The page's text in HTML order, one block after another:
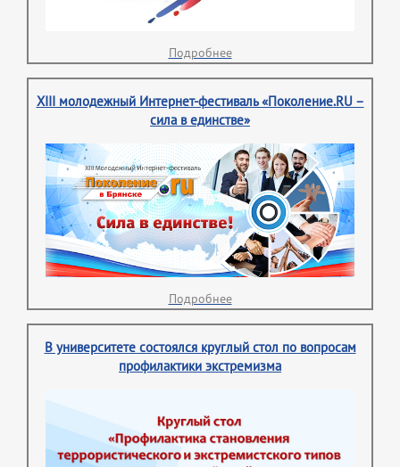
Подробнее
XIII молодежный Интернет-фестиваль «Поколение.RU –
сила в единстве»
Подробнее
В университете состоялся круглый стол по вопросам
профилактики экстремизма